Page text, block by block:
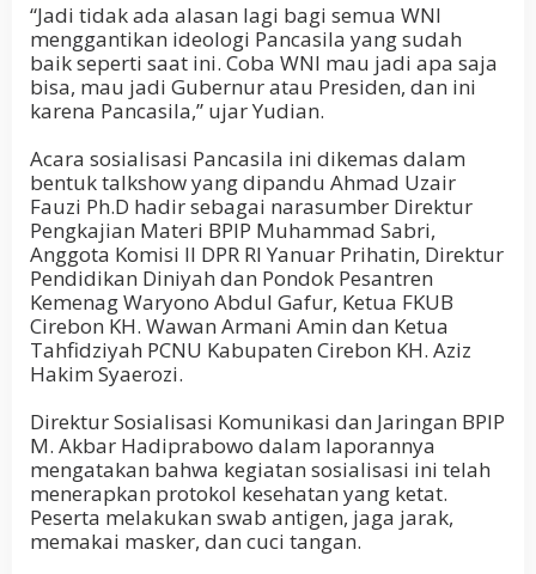
“Jadi tidak ada alasan lagi bagi semua WNI
menggantikan ideologi Pancasila yang sudah
baik seperti saat ini. Coba WNI mau jadi apa saja
bisa, mau jadi Gubernur atau Presiden, dan ini
karena Pancasila,” ujar Yudian.
Acara sosialisasi Pancasila ini dikemas dalam
bentuk talkshow yang dipandu Ahmad Uzair
Fauzi Ph.D hadir sebagai narasumber Direktur
Pengkajian Materi BPIP Muhammad Sabri,
Anggota Komisi II DPR RI Yanuar Prihatin, Direktur
Pendidikan Diniyah dan Pondok Pesantren
Kemenag Waryono Abdul Gafur, Ketua FKUB
Cirebon KH. Wawan Armani Amin dan Ketua
Tahfidziyah PCNU Kabupaten Cirebon KH. Aziz
Hakim Syaerozi.
Direktur Sosialisasi Komunikasi dan Jaringan BPIP
M. Akbar Hadiprabowo dalam laporannya
mengatakan bahwa kegiatan sosialisasi ini telah
menerapkan protokol kesehatan yang ketat.
Peserta melakukan swab antigen, jaga jarak,
memakai masker, dan cuci tangan.